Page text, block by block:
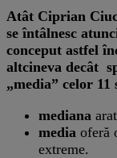
Atât Ciprian
se întâlnesc
conceput astfel
altcineva decât
„media” celor 11
mediana
media oferă
extreme.